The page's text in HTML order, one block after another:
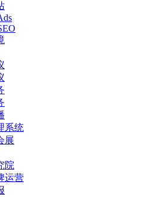
系统
展
院
运营